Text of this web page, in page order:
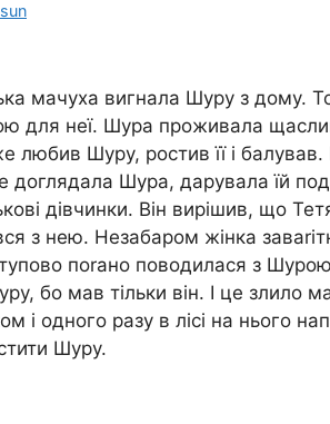
мачуха вигнала Шуру з дому.
для неї. Шура проживала
любив Шуру, ростив її і
доглядала Шура, дарувала їй
дівчинки. Він вирішив, що
з нею. Незабаром жінка
поrано поводилася з
бо мав тільки він. І це злило
і одного разу в лісі на нього
Шуру.